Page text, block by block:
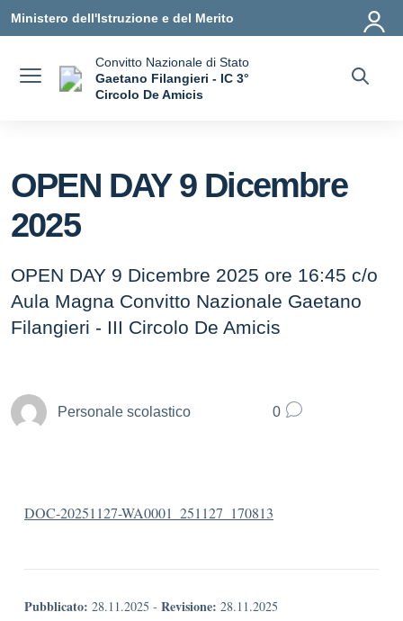
Ministero dell'Istruzione e del Merito
Convitto Nazionale di Stato
Gaetano Filangieri - IC 3°
Circolo De Amicis
OPEN DAY 9 Dicembre
2025
OPEN DAY 9 Dicembre 2025 ore 16:45 c/o
Aula Magna Convitto Nazionale Gaetano
Filangieri - III Circolo De Amicis
Personale scolastico 0
DOC-20251127-WA0001_251127_170813
Pubblicato: 28.11.2025 - Revisione: 28.11.2025